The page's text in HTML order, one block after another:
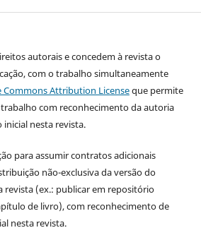
autorais e concedem à revista o
com o trabalho simultaneamente
Commons Attribution Licenseque permite
com reconhecimento da autoria
nesta revista.
para assumir contratos adicionais
não-exclusiva da versão do
revista (ex.: publicar em repositório
de livro), com reconhecimento de
nesta revista.